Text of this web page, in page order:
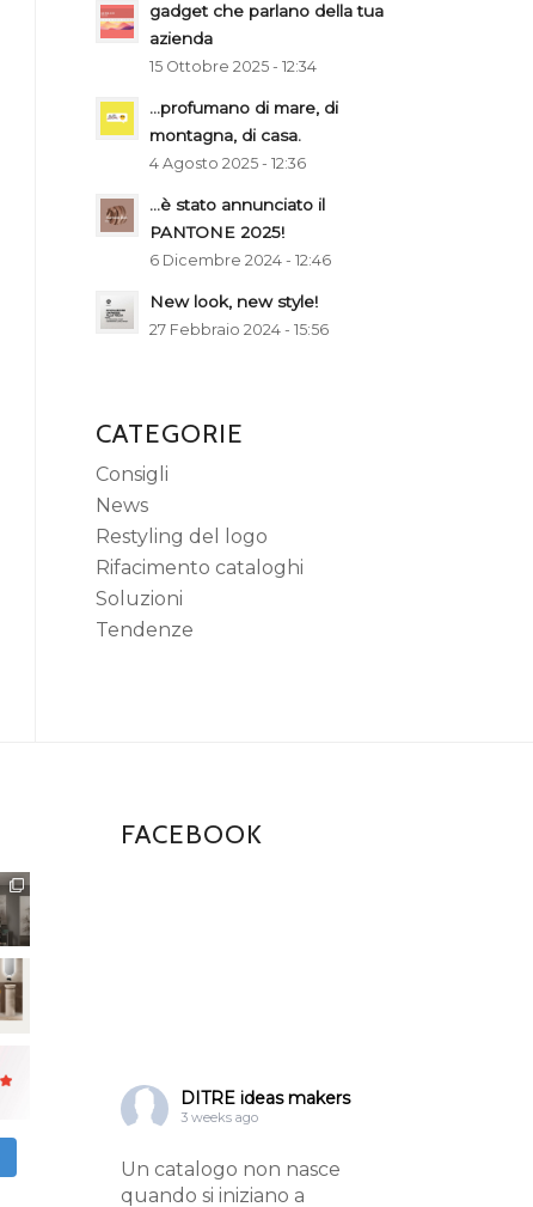
gadget che parlano della tua
azienda
15 Ottobre 2025 - 12:34
…profumano di mare, di
montagna, di casa.
4 Agosto 2025 - 12:36
…è stato annunciato il
PANTONE 2025!
6 Dicembre 2024 - 12:46
New look, new style!
27 Febbraio 2024 - 15:56
CATEGORIE
Consigli
News
Restyling del logo
Rifacimento cataloghi
Soluzioni
Tendenze
FACEBOOK
DITRE ideas makers
3 weeks ago
Un catalogo non nasce
quando si iniziano a